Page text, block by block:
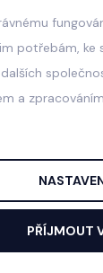
potřebám,
a
PŘÍJMOUT